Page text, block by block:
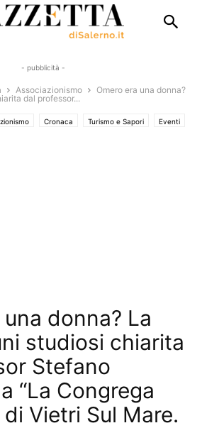
- pubblicità -
Associazionismo
Omero era una donna?
dal professor...
Cronaca Turismo e Sapori Eventi
donna? La
studiosi chiarita
Stefano
“La Congrega
Vietri Sul Mare.